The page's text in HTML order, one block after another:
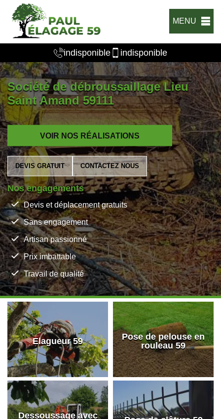
MENU
indisponible indisponible
Société de débroussaillage Lieu
Saint Amand 59111
VOIR NOS RÉALISATIONS
DEVIS GRATUIT CONTACTEZ NOUS
Nos engagements
Devis et déplacement gratuits
Sans engagement
Artisan passionné
Prix imbattable
Travail de qualité
Elagueur 59
Pose de pelouse en
rouleau 59
Dessoussage avec